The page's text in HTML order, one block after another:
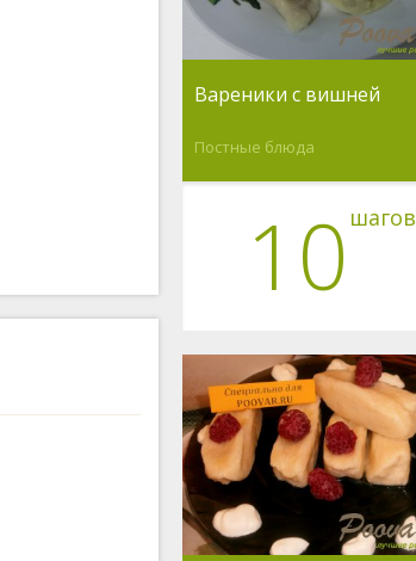
Вареники с вишней
Постные блюда
10 шагов